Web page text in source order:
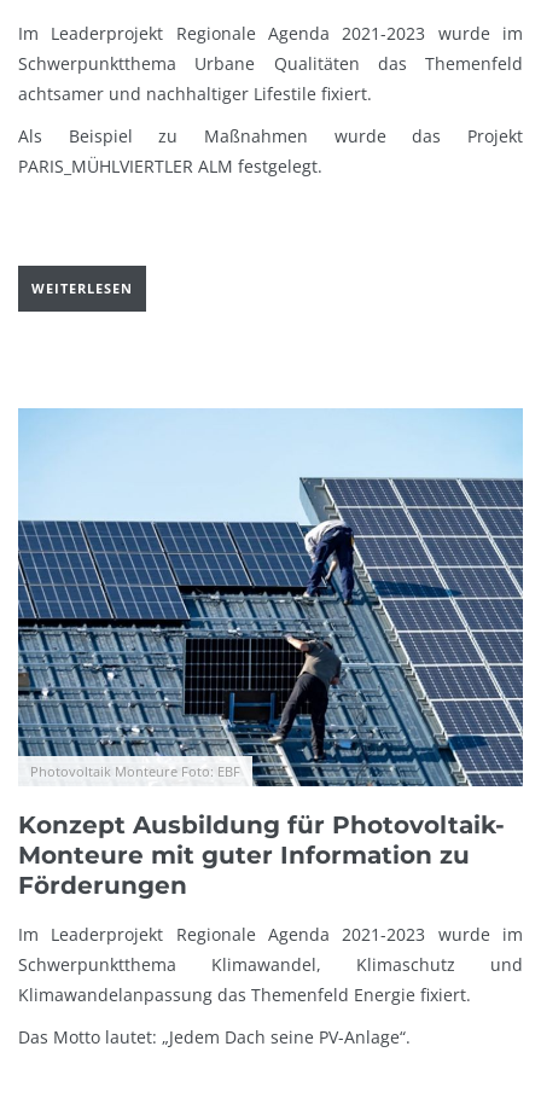
Im Leaderprojekt Regionale Agenda 2021-2023 wurde im
Schwerpunktthema Urbane Qualitäten das Themenfeld
achtsamer und nachhaltiger Lifestile fixiert.
Als Beispiel zu Maßnahmen wurde das Projekt
PARIS_MÜHLVIERTLER ALM festgelegt.
WEITERLESEN
Photovoltaik Monteure Foto: EBF
Konzept Ausbildung für Photovoltaik-
Monteure mit guter Information zu
Förderungen
Im Leaderprojekt Regionale Agenda 2021-2023 wurde im
Schwerpunktthema Klimawandel, Klimaschutz und
Klimawandelanpassung das Themenfeld Energie fixiert.
Das Motto lautet: „Jedem Dach seine PV-Anlage“.